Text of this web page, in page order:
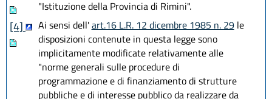
"Istituzione della Provincia di Rimini".
[4] Ai sensi dell'art.16 L.R. 12 dicembre 1985 n. 29le
disposizioni contenute in questa legge sono
implicitamente modificate relativamente alle
"norme generali sulle procedure di
programmazione e di finanziamento di strutture
pubbliche e di interesse pubblico da realizzare da